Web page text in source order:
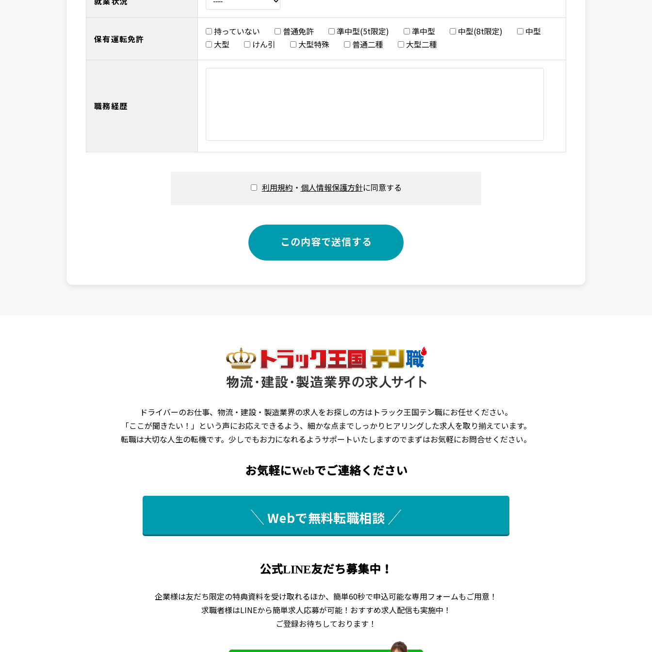
保有運転免許
持っていない 普通免許 準中型(5t限定) 準中型 中型(8t限定)
中型
大型
けん引 大型特殊 普通二種 大型二種
職務経歴
利用規約 ・ 個人情報保護方針に同意する
ドライバーのお仕事、物流・建設・製造業界の求人をお探しの方はトラック王国テン職にお任せください。
「ここが聞きたい！」という声にお応えできるよう、細かな点までしっかりヒアリングした求人を取り揃えています。
転職は大切な人生の転機です。少しでもお力になれるようサポートいたしますのでまずはお気軽にお問合せください。
お気軽にWebでご連絡ください
Webで無料転職相談
公式LINE友だち募集中！
企業様は友だち限定の特典資料を受け取れるほか、簡単60秒で申込可能な専用フォームもご用意！
求職者様はLINEから簡単求人応募が可能！おすすめ求人配信も実施中！
ご登録お待ちしております！